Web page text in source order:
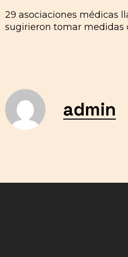
29 asociaciones médicas
sugirieron tomar medidas
admin